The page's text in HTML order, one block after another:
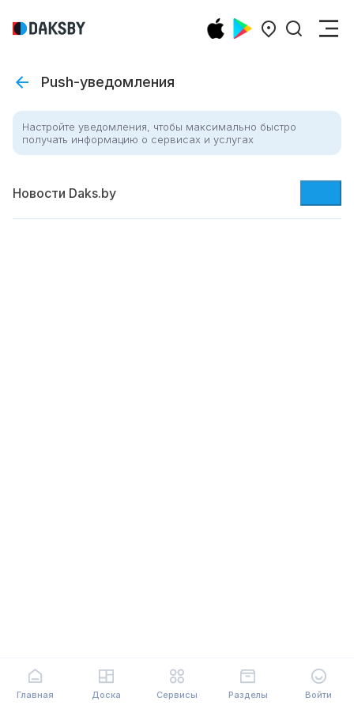
Push-уведомления
Настройте уведомления, чтобы максимально быстро
получать информацию о сервисах и услугах
Новости Daks.by
Главная Доска Сервисы Разделы Войти